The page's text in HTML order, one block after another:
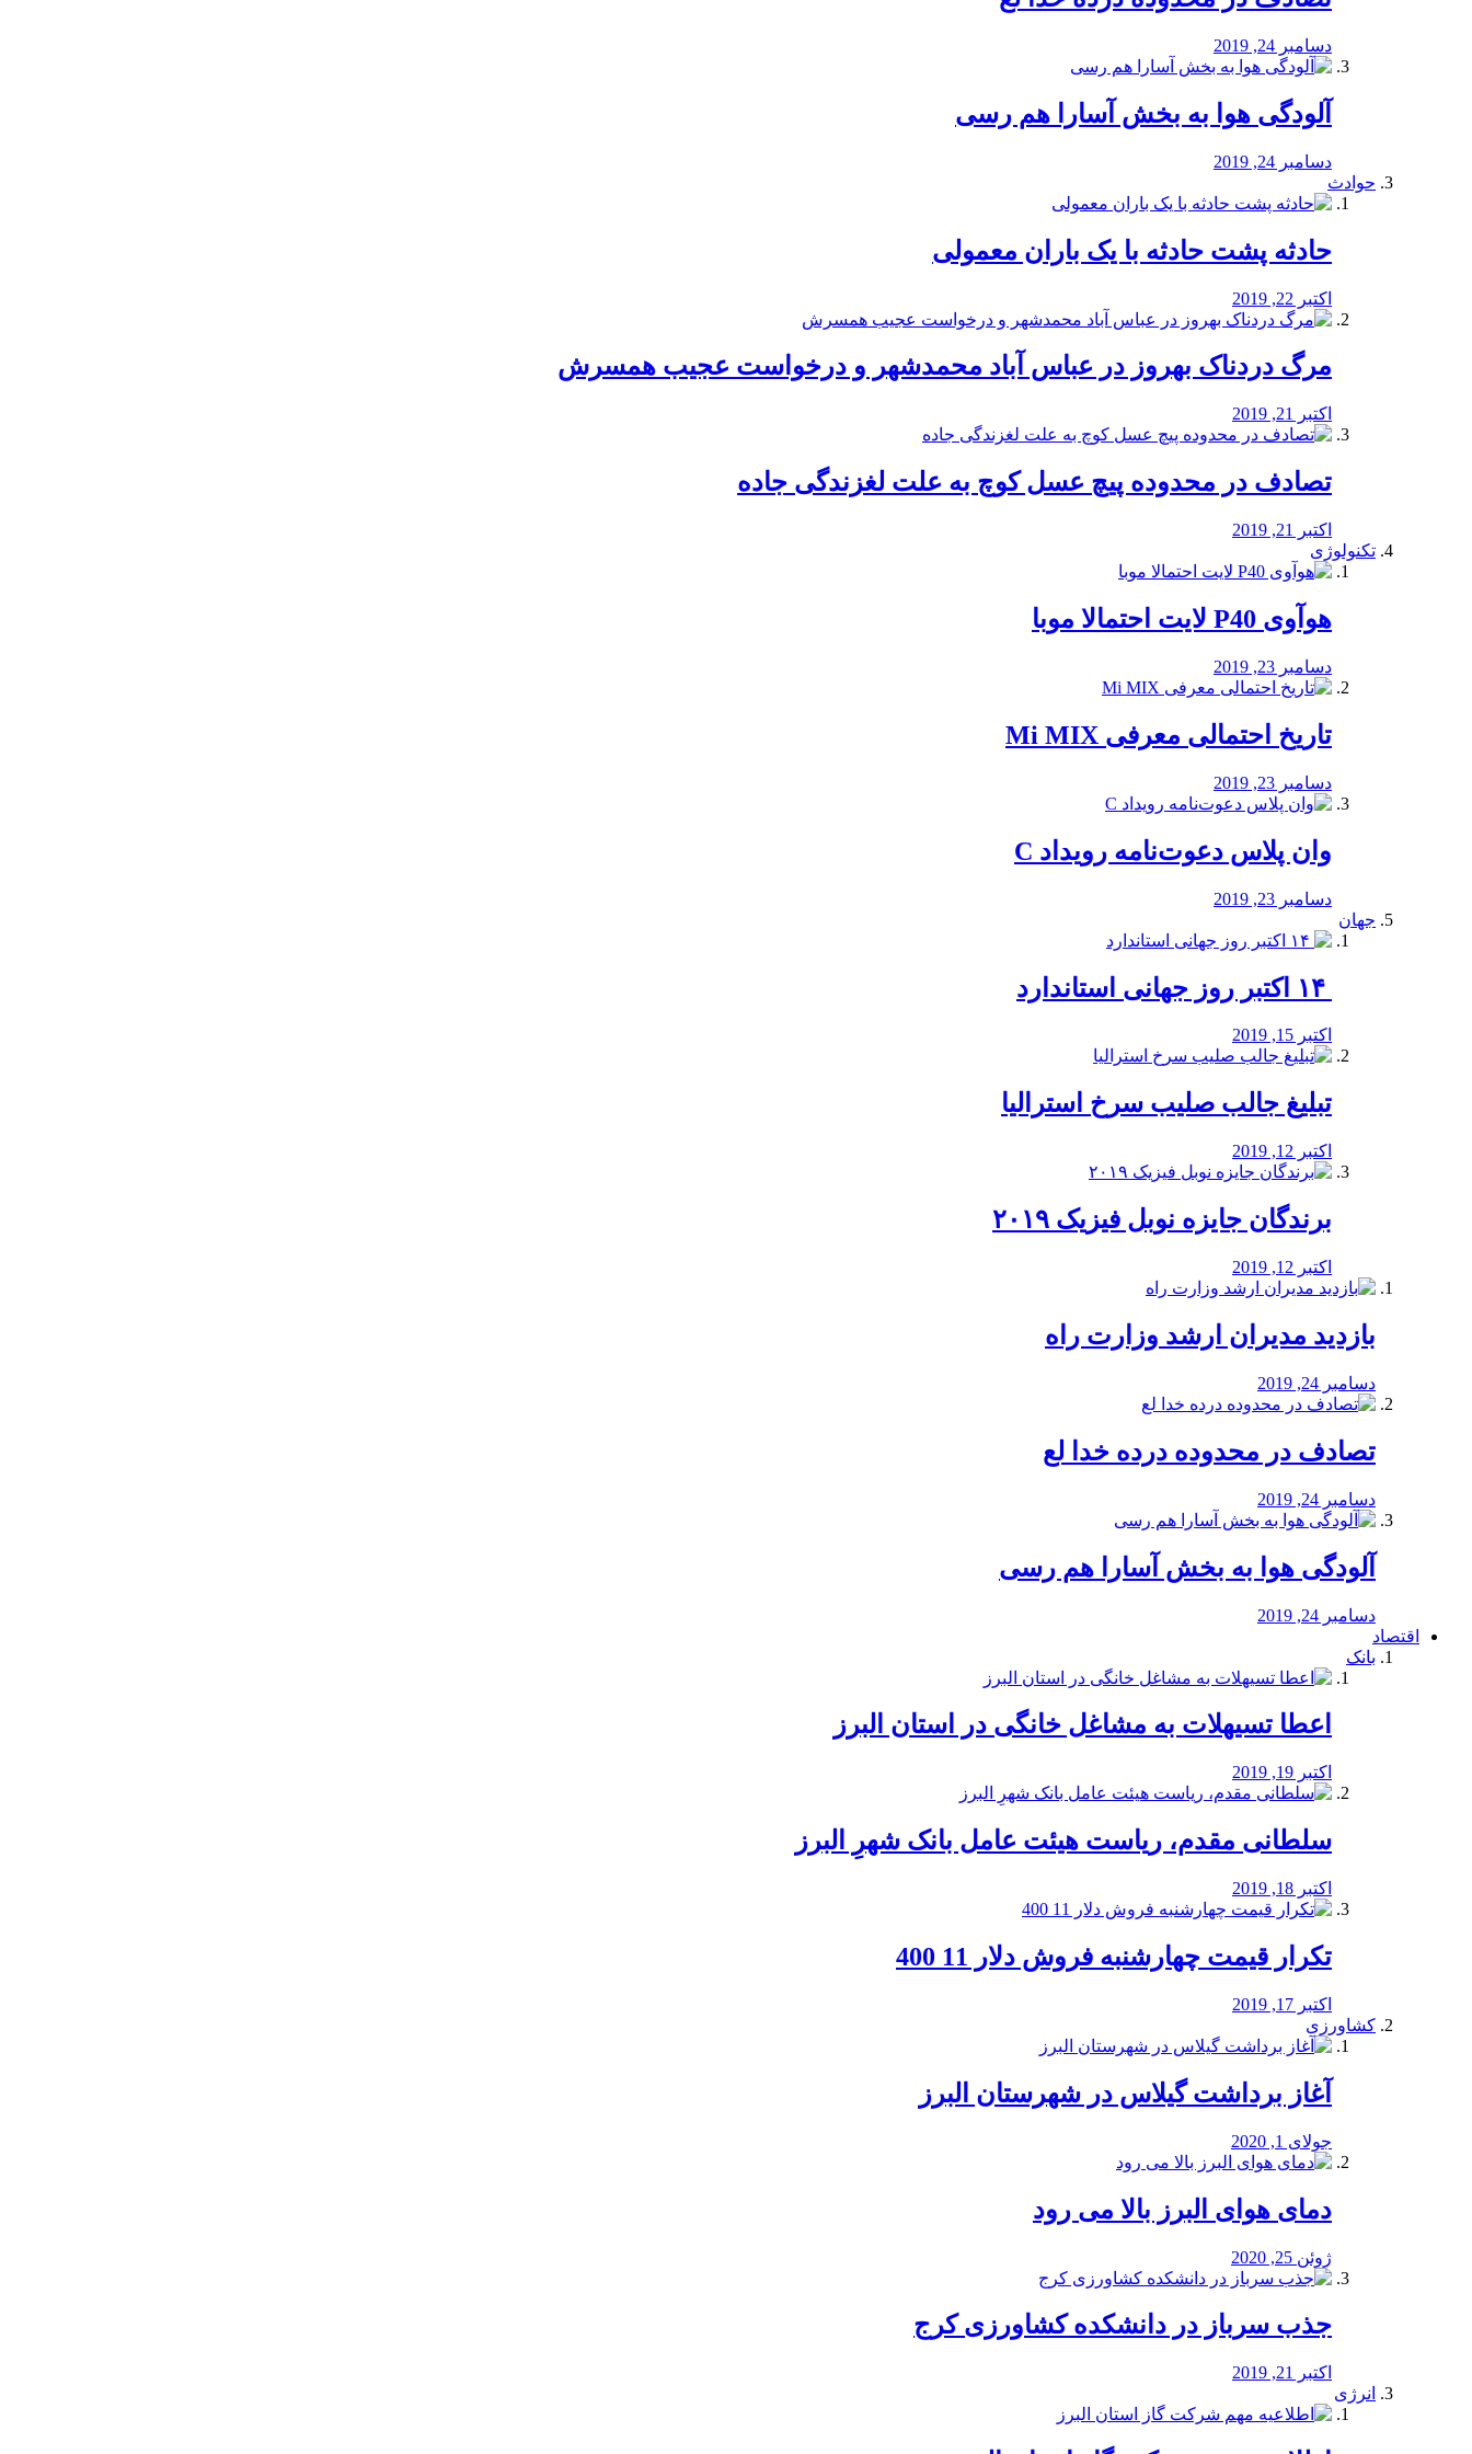
دسامبر 24, 2019
آلودگی هوا به بخش آسارا هم رسی
دسامبر 24, 2019
حوادث
️حادثه پشت حادثه با یک باران معمولی
اکتبر 22, 2019
مرگ دردناک بهروز در عباس آباد محمدشهر و درخواست عجیب همسرش
اکتبر 21, 2019
تصادف در محدوده پیچ عسل کوچ به علت لغزندگی جاده
اکتبر 21, 2019
تکنولوژی
هوآوی P40 لایت احتمالا موبا
دسامبر 23, 2019
تاریخ احتمالی معرفی Mi MIX
دسامبر 23, 2019
وان پلاس دعوت‌نامه رویداد C
دسامبر 23, 2019
جهان
اکتبر 15, 2019
تبلیغ جالب صلیب سرخ استرالیا
اکتبر 12, 2019
برندگان جایزه نوبل فیزیک ۲۰۱۹
اکتبر 12, 2019
بازدید مدیران ارشد وزارت راه
دسامبر 24, 2019
تصادف در محدوده درده خدا لع
دسامبر 24, 2019
آلودگی هوا به بخش آسارا هم رسی
دسامبر 24, 2019
اقتصاد
بانک
️اعطا تسیهلات به مشاغل خانگی در استان البرز
اکتبر 19, 2019
سلطانی مقدم، ریاست هیئت عامل بانک شهرِ البرز
اکتبر 18, 2019
تکرار قیمت چهارشنبه فروش دلار 11 400
اکتبر 17, 2019
کشاورزی
آغاز برداشت گیلاس در شهرستان البرز
جولای 1, 2020
دمای هوای البرز بالا می رود
ژوئن 25, 2020
جذب سرباز در دانشکده کشاورزی کرج
اکتبر 21, 2019
انرژی